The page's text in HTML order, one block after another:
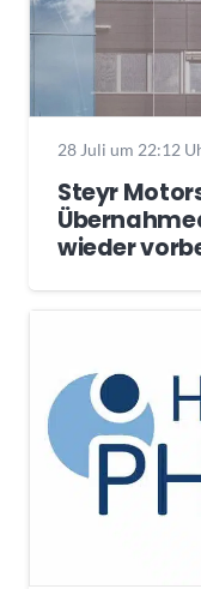
28 Juli um 22:12
Steyr
wieder